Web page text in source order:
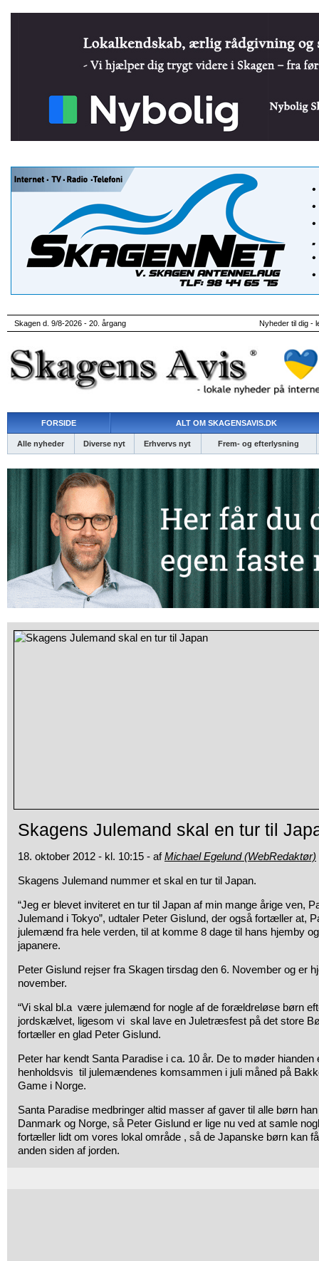
Skagen d. 9/8-2026 - 20. årgang Nyheder til dig -
FORSIDE ALT OM SKAGENSAVIS.DK
Alle nyheder Diverse nyt Erhvervs nyt Frem- og efterlysning
Skagens Julemand skal en tur til
18. oktober 2012 - kl. 10:15 - afMichael Egelund (WebRedaktør)
Skagens Julemand nummer et skal en tur til Japan.
“Jeg er blevet inviteret en tur til Japan af min mange årige ven,
Julemand i Tokyo”, udtaler Peter Gislund, der også fortæller at,
julemænd fra hele verden, til at komme 8 dage til hans hjemby
japanere.
Peter Gislund rejser fra Skagen tirsdag den 6. November og er
november.
“Vi skal bl.a være julemænd for nogle af de forældreløse børn
jordskælvet, ligesom vi skal lave en Juletræsfest på det store
fortæller en glad Peter Gislund.
Peter har kendt Santa Paradise i ca. 10 år. De to møder hianden
henholdsvis til julemændenes komsammen i juli måned på
Game i Norge.
Santa Paradise medbringer altid masser af gaver til alle børn
Danmark og Norge, så Peter Gislund er lige nu ved at samle
fortæller lidt om vores lokal område , så de Japanske børn kan
anden siden af jorden.